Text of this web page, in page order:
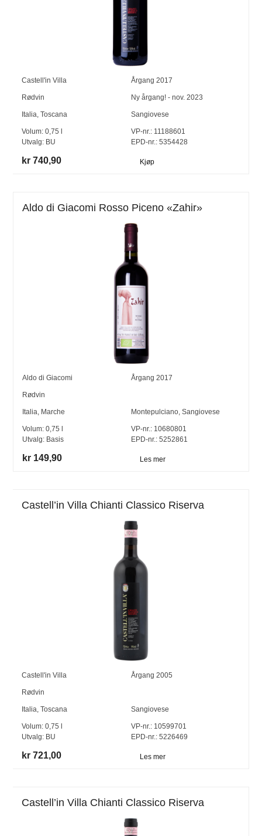
Castell'in Villa Årgang 2017
Rødvin Ny årgang! - nov. 2023
Italia,Toscana Sangiovese
Volum:0,75
Utvalg: BU
VP-nr.:11188601
EPD-nr.: 5354428
kr 740,90 Kjøp
Aldo di Giacomi Rosso Piceno «Zahir»
Aldo di Giacomi Årgang 2017
Rødvin
Italia, Marche Montepulciano, Sangiovese
Volum:0,75
Utvalg: Basis
VP-nr.: 10680801
EPD-nr.: 5252861
kr 149,90 Les mer
Castell’in Villa Chianti Classico Riserva
Castell'in Villa Årgang 2005
Rødvin
Italia,Toscana Sangiovese
Volum:0,75
Utvalg: BU
VP-nr.:10599701
EPD-nr.: 5226469
kr 721,00 Les mer
Castell’in Villa Chianti Classico Riserva